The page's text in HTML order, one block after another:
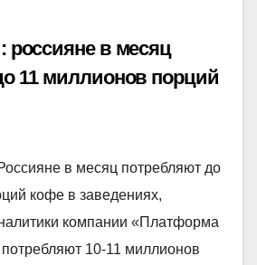
в месяц
11 миллионов порций
в месяц потребляют до
кофе в заведениях,
компании «Платформа
10-11 миллионов